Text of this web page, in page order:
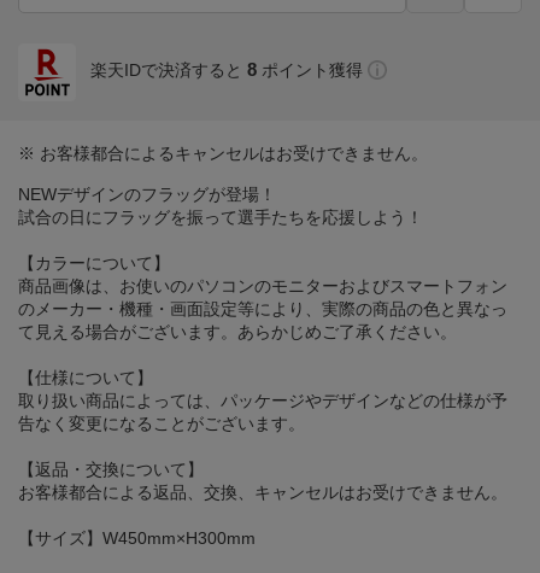
楽天IDで決済すると 8 ポイント獲得
※ お客様都合によるキャンセルはお受けできません。
NEWデザインのフラッグが登場！
試合の日にフラッグを振って選手たちを応援しよう！
【カラーについて】
商品画像は、お使いのパソコンのモニターおよびスマートフォン
のメーカー・機種・画面設定等により、実際の商品の色と異なっ
て見える場合がございます。あらかじめご了承ください。
【仕様について】
取り扱い商品によっては、パッケージやデザインなどの仕様が予
告なく変更になることがございます。
【返品・交換について】
お客様都合による返品、交換、キャンセルはお受けできません。
【サイズ】W450mm×H300mm